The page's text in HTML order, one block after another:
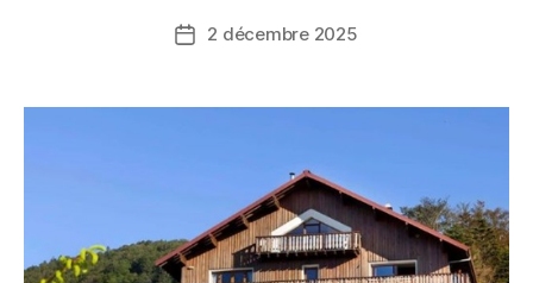
2 décembre 2025